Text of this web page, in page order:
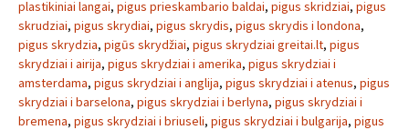
plastikiniai langai, pigus prieskambario baldai, pigus skridziai, pigus
skrudziai, pigus skrydiai, pigus skrydis, pigus skrydis i londona,
pigus skrydzia, pigūs skrydžiai, pigus skrydziai greitai.lt, pigus
skrydziai i airija, pigus skrydziai i amerika, pigus skrydziai i
amsterdama, pigus skrydziai i anglija, pigus skrydziai i atenus, pigus
skrydziai i barselona, pigus skrydziai i berlyna, pigus skrydziai i
bremena, pigus skrydziai i briuseli, pigus skrydziai i bulgarija, pigus